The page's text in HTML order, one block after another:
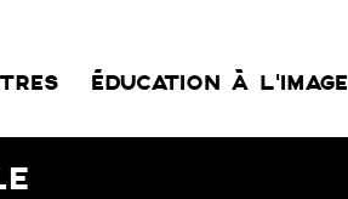
ÉDUCATION À L’IMAGE